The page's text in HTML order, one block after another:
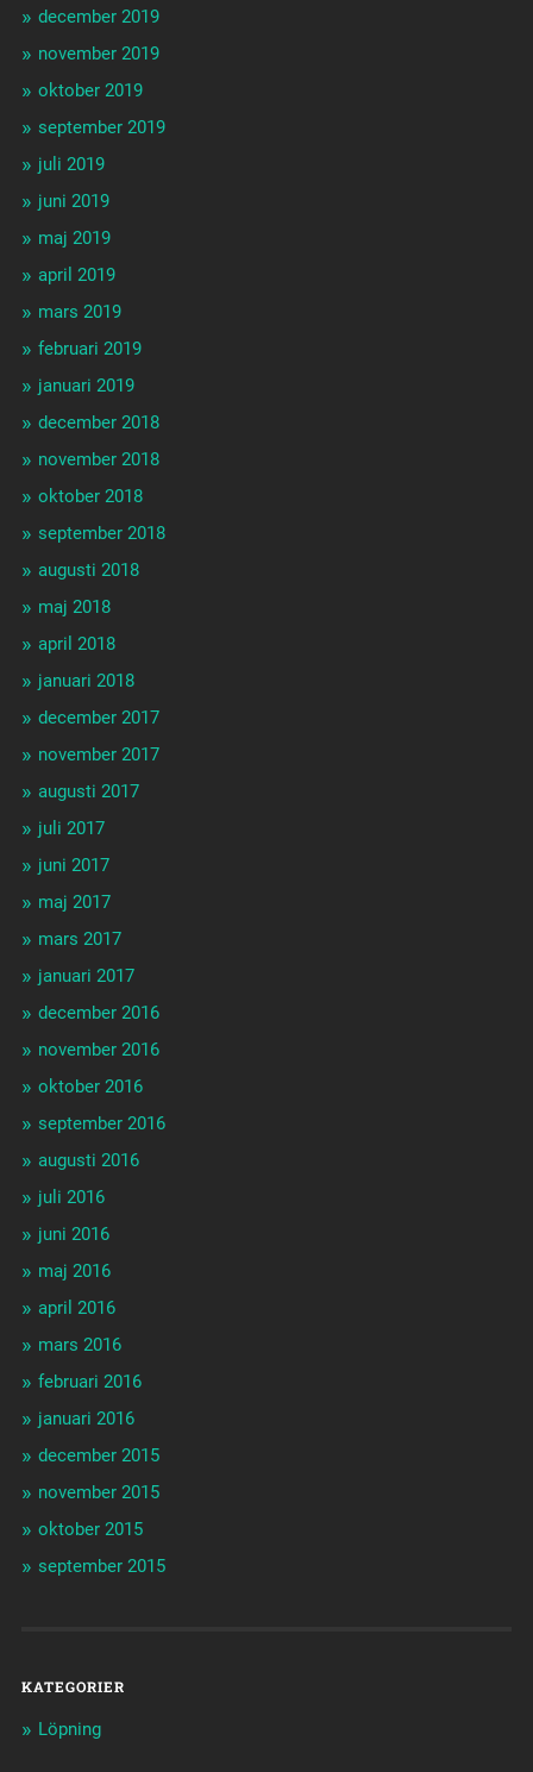
december 2019
november 2019
oktober 2019
september 2019
juli 2019
juni 2019
maj 2019
april 2019
mars 2019
februari 2019
januari 2019
december 2018
november 2018
oktober 2018
september 2018
augusti 2018
maj 2018
april 2018
januari 2018
december 2017
november 2017
augusti 2017
juli 2017
juni 2017
maj 2017
mars 2017
januari 2017
december 2016
november 2016
oktober 2016
september 2016
augusti 2016
juli 2016
juni 2016
maj 2016
april 2016
mars 2016
februari 2016
januari 2016
december 2015
november 2015
oktober 2015
september 2015
KATEGORIER
Löpning